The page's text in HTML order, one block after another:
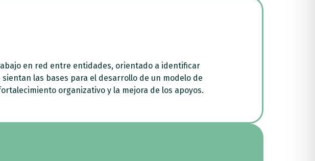
en red entre entidades, orientado a identificar
las bases para el desarrollo de un modelo de
organizativo y la mejora de los apoyos.